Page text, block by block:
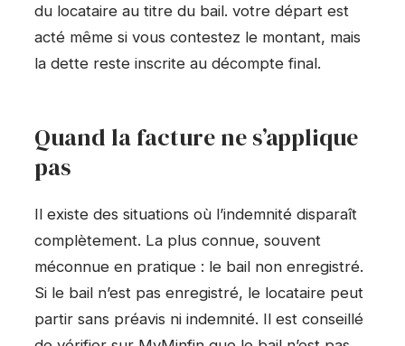
du locataire au titre du bail. votre départ est
acté même si vous contestez le montant, mais
la dette reste inscrite au décompte final.
Quand la facture ne s’applique
pas
Il existe des situations où l’indemnité disparaît
complètement. La plus connue, souvent
méconnue en pratique : le bail non enregistré.
Si le bail n’est pas enregistré, le locataire peut
partir sans préavis ni indemnité. Il est conseillé